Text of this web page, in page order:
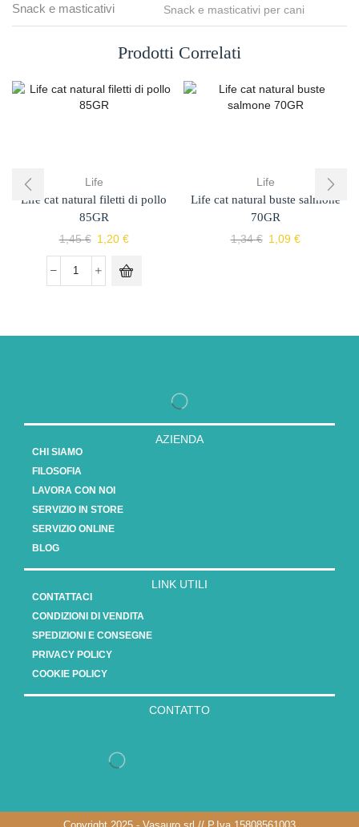
Snack e masticativi Snack e masticativi per cani
Prodotti Correlati
Life
Life cat natural filetti di pollo
85GR
1,45€ 1,20 €
Life
Life cat natural buste salmone
70GR
1,34€ 1,09 €
AZIENDA
CHI SIAMO
FILOSOFIA
LAVORA CON NOI
SERVIZIO IN STORE
SERVIZIO ONLINE
BLOG
LINK UTILI
CONTATTACI
CONDIZIONI DI VENDITA
SPEDIZIONI E CONSEGNE
PRIVACY POLICY
COOKIE POLICY
CONTATTO